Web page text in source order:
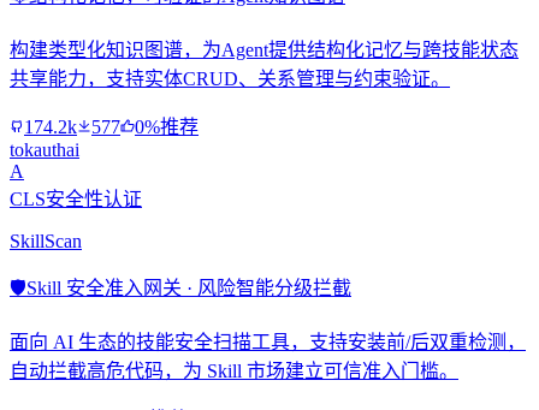
构建类型化知识图谱，为Agent提供结构化记忆与跨技能状态
共享能力，支持实体CRUD、关系管理与约束验证。
174.2k 577
0%推荐
tokauthai
A
CLS安全性认证
SkillScan
🛡️Skill 安全准入网关 · 风险智能分级拦截
面向 AI 生态的技能安全扫描工具，支持安装前/后双重检测，
自动拦截高危代码，为 Skill 市场建立可信准入门槛。